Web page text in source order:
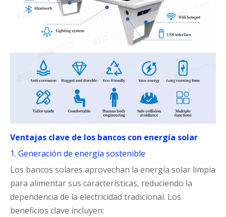
Ventajas clave de los bancos con energía solar
1. Generación de energía sostenible
Los bancos solares aprovechan la energía solar limpia
para alimentar sus características, reduciendo la
dependencia de la electricidad tradicional. Los
beneficios clave incluyen: